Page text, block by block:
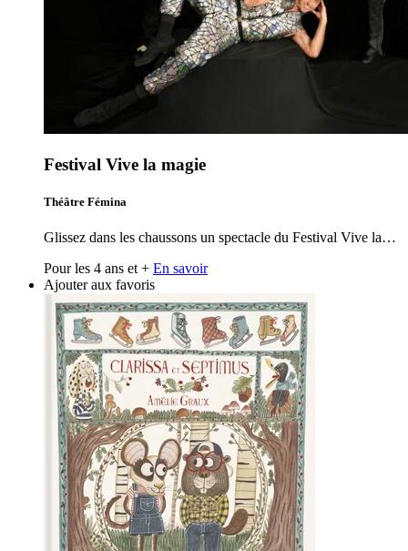
Festival Vive la magie
Théâtre Fémina
Glissez dans les chaussons un spectacle du Festival Vive la…
Pour les 4 ans et + En savoir
Ajouter aux favoris